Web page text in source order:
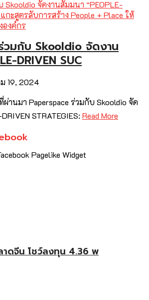
วมกับ Skooldio จัดงาน
DRIVEN SUC
19, 2024
านมา Paperspace ร่วมกับ Skooldio จัด
STRATEGIES: Read More
าดจีน โชว์ลงทุน 4.36 พ